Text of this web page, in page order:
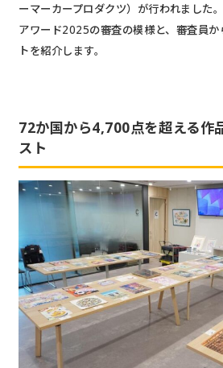
ーマーカープロダクツ）が行われました
アワード2025の審査の模様と、審査員
トを紹介します。
72か国から4,700点を超える作
スト